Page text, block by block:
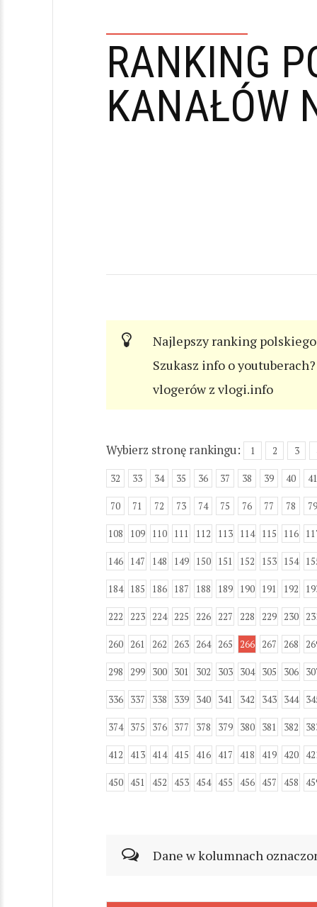
RANKING
KANAŁÓW
Najlepszy ranking
Szukasz info o
vlogerów z vlogi.info
Wybierz stronę rankingu: 1 2 3
32 33 34 35 36 37 38 39 40 41
70 71 72 73 74 75 76 77 78 79
108 109 110 111 112 113 114 115 116
146 147 148 149 150 151 152 153 154
184 185 186 187 188 189 190 191 192
222 223 224 225 226 227 228 229 230
260 261 262 263 264 265 266 267 268
298 299 300 301 302 303 304 305 306
336 337 338 339 340 341 342 343 344
374 375 376 377 378 379 380 381 382
412 413 414 415 416 417 418 419 420
450 451 452 453 454 455 456 457 458
Dane w kolumnach